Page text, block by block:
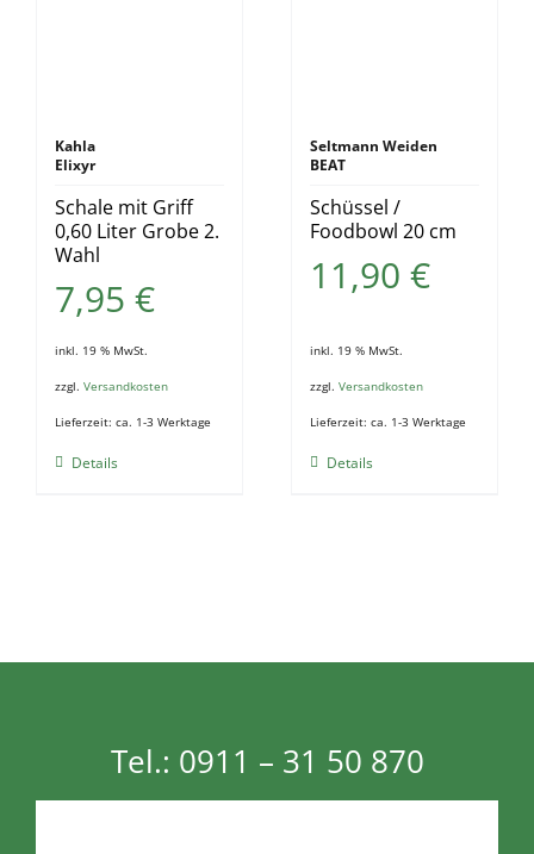
Kahla
Elixyr
Schale mit Griff
0,60 Liter Grobe 2.
Wahl
7,95 €
inkl. 19 % MwSt.
zzgl. Versandkosten
Lieferzeit: ca. 1-3 Werktage
Details
Seltmann Weiden
BEAT
Schüssel /
Foodbowl 20 cm
11,90€
inkl. 19 % MwSt.
zzgl.Versandkosten
Lieferzeit:ca. 1-3 Werktage
Details
Tel.: 0911 – 31 50 870